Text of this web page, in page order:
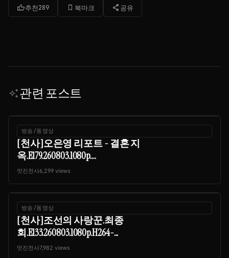
thumb_up추천289 bookmark_border 북마크 share 공유
auto_awesome관련 포스트
방송/동영상
[천사]오은영 리포트 - 결혼 지
옥.E179.260803.1080p....
멋진천사6,299 views
방송/동영상
[천사]조선의 사랑꾼.최종
회.E133.260803.1080p.H264-...
멋진천사7,982 views